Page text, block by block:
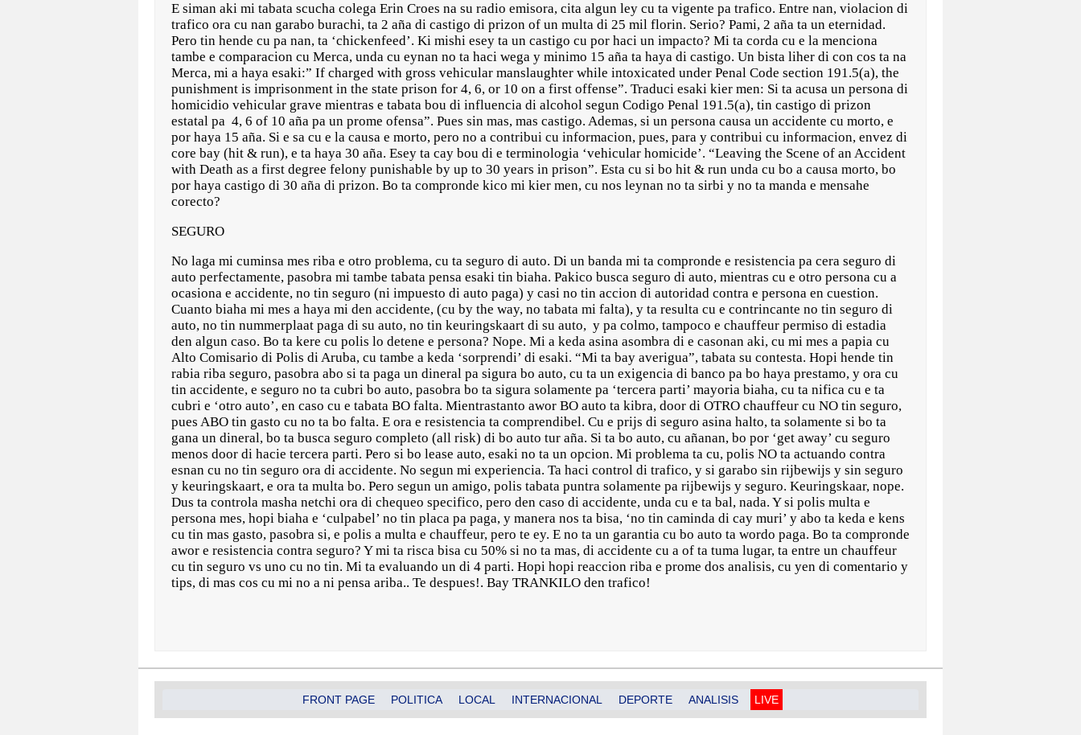
E siman aki mi tabata scucha colega Erin Croes na su radio emisora, cita algun ley cu ta vigente pa trafico. Entre nan, violacion di
trafico ora cu nan garabo burachi, ta 2 aña di castigo di prizon of un multa di 25 mil florin. Serio? Pami, 2 aña ta un eternidad.
Pero tin hende cu pa nan, ta ‘chickenfeed’. Ki mishi esey ta un castigo cu por haci un impacto? Mi ta corda cu e la menciona
tambe e comparacion cu Merca, unda cu eynan no ta haci wega y minimo 15 aña ta haya di castigo. Un bista liher di con cos ta na
Merca, mi a haya esaki:” If charged with gross vehicular manslaughter while intoxicated under Penal Code section 191.5(a), the
punishment is imprisonment in the state prison for 4, 6, or 10 on a first offense”. Traduci esaki kier men: Si ta acusa un persona di
homicidio vehicular grave mientras e tabata bou di influencia di alcohol segun Codigo Penal 191.5(a), tin castigo di prizon
estatal pa 4, 6 of 10 aña pa un prome ofensa”. Pues sin mas, mas castigo. Ademas, si un persona causa un accidente cu morto, e
por haya 15 aña. Si e sa cu e la causa e morto, pero no a contribui cu informacion, pues, para y contribui cu informacion, envez di
core bay (hit & run), e ta haya 30 aña. Esey ta cay bou di e terminologia ‘vehicular homicide’. “Leaving the Scene of an Accident
with Death as a first degree felony punishable by up to 30 years in prison”. Esta cu si bo hit & run unda cu bo a causa morto, bo
por haya castigo di 30 aña di prizon. Bo ta compronde kico mi kier men, cu nos leynan no ta sirbi y no ta manda e mensahe
corecto?
SEGURO
No laga mi cuminsa mes riba e otro problema, cu ta seguro di auto. Di un banda mi ta compronde e resistencia pa cera seguro di
auto perfectamente, pasobra mi tambe tabata pensa esaki tin biaha. Pakico busca seguro di auto, mientras cu e otro persona cu a
ocasiona e accidente, no tin seguro (ni impuesto di auto paga) y casi no tin accion di autoridad contra e persona en cuestion.
Cuanto biaha mi mes a haya mi den accidente, (cu by the way, no tabata mi falta), y ta resulta cu e contrincante no tin seguro di
auto, no tin nummerplaat paga di su auto, no tin keuringskaart di su auto, y pa colmo, tampoco e chauffeur permiso di estadia
den algun caso. Bo ta kere cu polis lo detene e persona? Nope. Mi a keda asina asombra di e casonan aki, cu mi mes a papia cu
Alto Comisario di Polis di Aruba, cu tambe a keda ‘sorprendi’ di esaki. “Mi ta bay averigua”, tabata su contesta. Hopi hende tin
rabia riba seguro, pasobra abo si ta paga un dineral pa sigura bo auto, cu ta un exigencia di banco pa bo haya prestamo, y ora cu
tin accidente, e seguro no ta cubri bo auto, pasobra bo ta sigura solamente pa ‘tercera parti’ mayoria biaha, cu ta nifica cu e ta
cubri e ‘otro auto’, en caso cu e tabata BO falta. Mientrastanto awor BO auto ta kibra, door di OTRO chauffeur cu NO tin seguro,
pues ABO tin gasto cu no ta bo falta. E ora e resistencia ta comprendibel. Cu e prijs di seguro asina halto, ta solamente si bo ta
gana un dineral, bo ta busca seguro completo (all risk) di bo auto tur aña. Si ta bo auto, cu añanan, bo por ‘get away’ cu seguro
menos door di hacie tercera parti. Pero si bo lease auto, esaki no ta un opcion. Mi problema ta cu, polis NO ta actuando contra
esnan cu no tin seguro ora di accidente. No segun mi experiencia. Ta haci control di trafico, y si garabo sin rijbewijs y sin seguro
y keuringskaart, e ora ta multa bo. Pero segun un amigo, polis tabata puntra solamente pa rijbewijs y seguro. Keuringskaar, nope.
Dus ta controla masha netchi ora di chequeo specifico, pero den caso di accidente, unda cu e ta bal, nada. Y si polis multa e
persona mes, hopi biaha e ‘culpabel’ no tin placa pa paga, y manera nos ta bisa, ‘no tin caminda di cay muri’ y abo ta keda e kens
cu tin mas gasto, pasobra si, e polis a multa e chauffeur, pero te ey. E no ta un garantia cu bo auto ta wordo paga. Bo ta compronde
awor e resistencia contra seguro? Y mi ta risca bisa cu 50% si no ta mas, di accidente cu a of ta tuma lugar, ta entre un chauffeur
cu tin seguro vs uno cu no tin. Mi ta evaluando un di 4 parti. Hopi hopi reaccion riba e prome dos analisis, cu yen di comentario y
tips, di mas cos cu mi no a ni pensa ariba.. Te despues!. Bay TRANKILO den trafico!
FRONT PAGE POLITICA LOCAL INTERNACIONAL DEPORTE ANALISIS LIVE